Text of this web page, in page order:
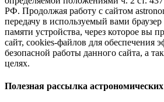
РФ. Продолжая работу с сайтом
передачу в используемый вами
памяти устройства, через которое вы
сайт, cookies-файлов для обеспечения
безопасной работы данного сайта, а
целях.
Полезная рассылка